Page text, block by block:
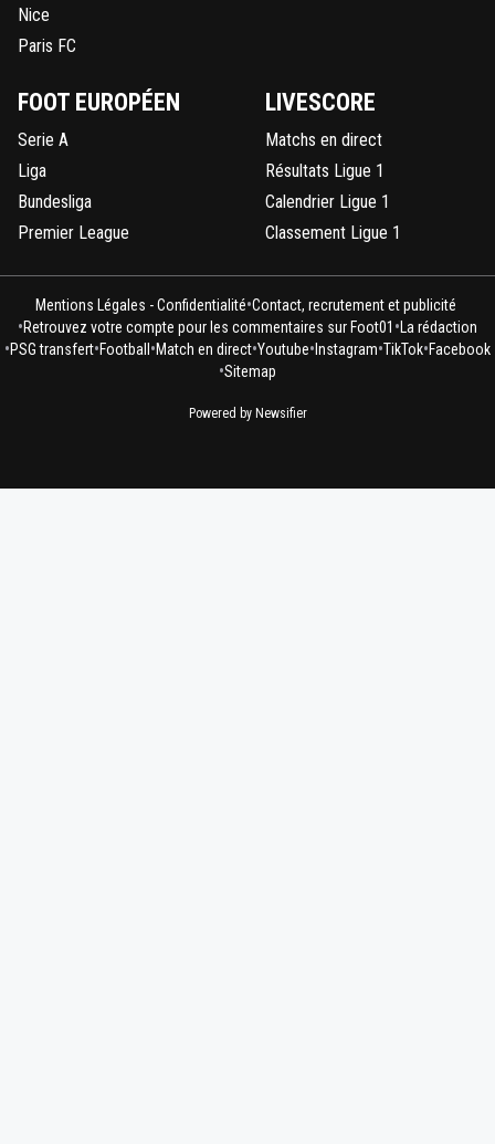
Nice
Paris FC
FOOT EUROPÉEN
Serie A
Liga
Bundesliga
Premier League
LIVESCORE
Matchs en direct
Résultats Ligue 1
Calendrier Ligue 1
Classement Ligue 1
Mentions Légales - Confidentialité•Contact, recrutement et publicité
•Retrouvez votre compte pour les commentaires sur Foot01 •La rédaction
•PSG transfert•Football •Match en direct•Youtube• Instagram•TikTok•Facebook
•Sitemap
Powered by Newsifier